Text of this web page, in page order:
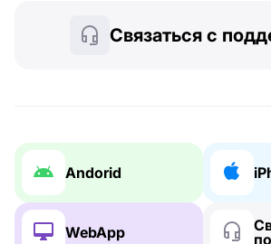
Связаться с
Andorid
WebApp